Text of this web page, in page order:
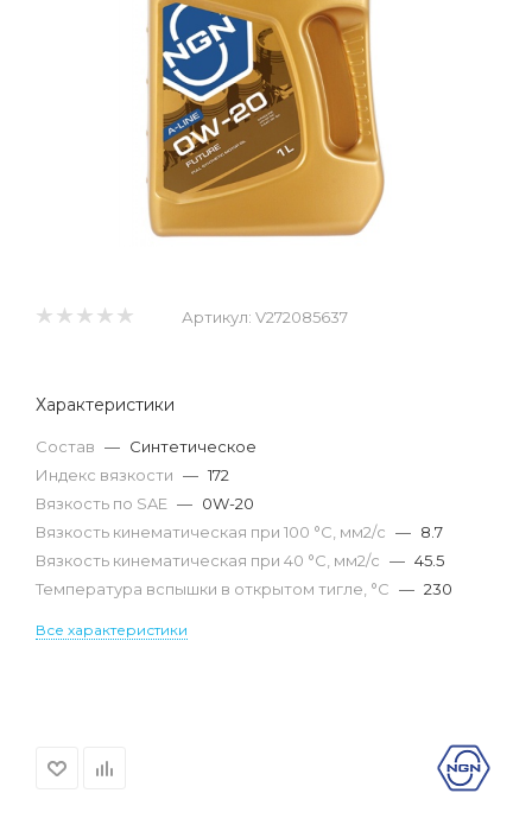
Артикул: V272085637
Характеристики
Состав — Синтетическое
Индекс вязкости — 172
Вязкость по SAE — 0W-20
Вязкость кинематическая при 100 °С, мм2/с — 8.7
Вязкость кинематическая при 40 °С, мм2/с — 45.5
Температура вспышки в открытом тигле, °С — 230
Все характеристики